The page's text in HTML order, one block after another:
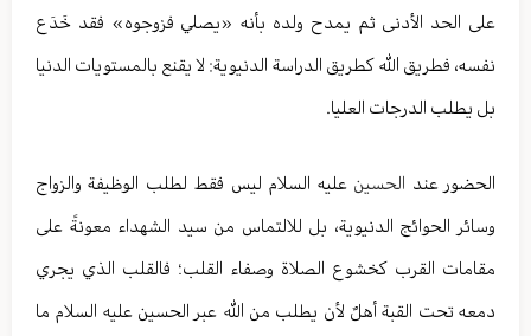
على الحد الأدنى ثم يمدح ولده بأنه «يصلي فزوجوه» فقد خَدَع
نفسه، فطريق الله كطريق الدراسة الدنيوية: لا يقنع بالمستويات الدنيا
بل يطلب الدرجات العليا.
الحضور عند الحسين عليه السلام ليس فقط لطلب الوظيفة والزواج
وسائر الحوائج الدنيوية، بل للالتماس من سيد الشهداء معونةً على
مقامات القرب كخشوع الصلاة وصفاء القلب؛ فالقلب الذي يجري
دمعه تحت القبة أهلٌ لأن يطلب من الله عبر الحسين عليه السلام ما